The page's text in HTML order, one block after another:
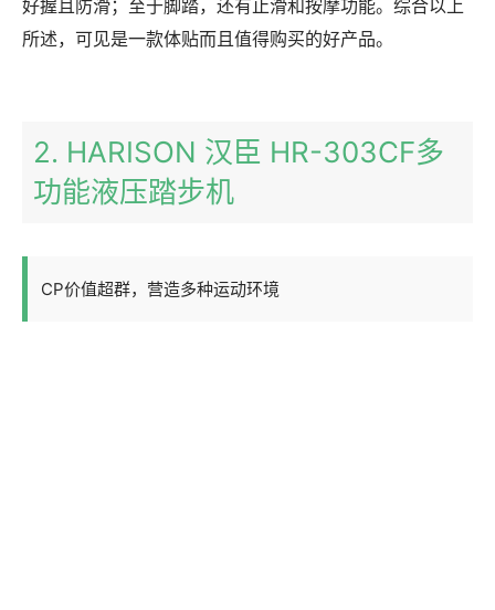
好握且防滑；至于脚踏，还有止滑和按摩功能。综合以上
所述，可见是一款体贴而且值得购买的好产品。
2. HARISON 汉臣 HR-303CF多
功能液压踏步机
CP价值超群，营造多种运动环境